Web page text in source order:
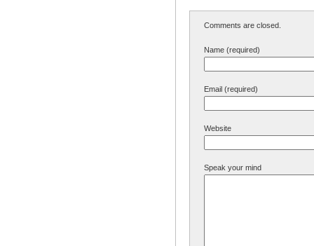
Comments are closed.
Name (required)
Email (required)
Website
Speak your mind